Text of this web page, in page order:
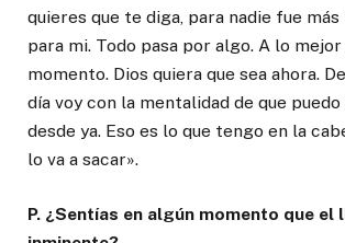
quieres que te diga, para nadie fue
para mi. Todo pasa por algo. A lo
momento. Dios quiera que sea ahora.
día voy con la mentalidad de que
desde ya. Eso es lo que tengo en la
lo va a sacar».
P. ¿Sentías en algún momento que el